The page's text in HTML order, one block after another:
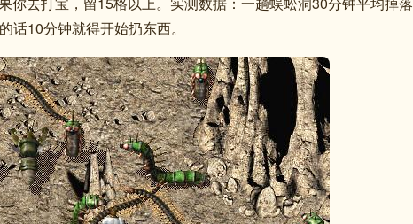
话10分钟就得开始扔东西。